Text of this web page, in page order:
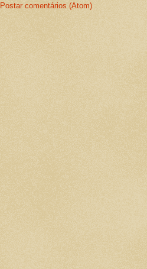
Postar comentários (Atom)